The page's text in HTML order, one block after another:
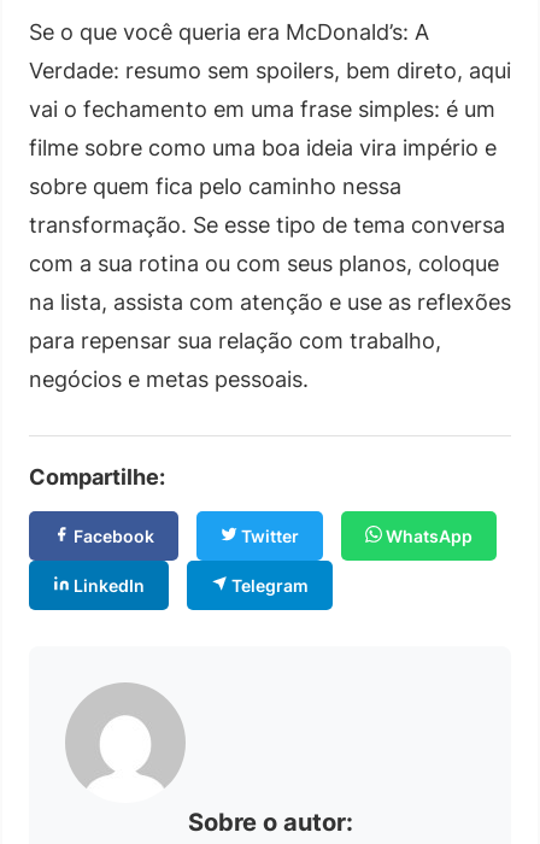
Se o que você queria era McDonald’s: A
Verdade: resumo sem spoilers, bem direto, aqui
vai o fechamento em uma frase simples: é um
filme sobre como uma boa ideia vira império e
sobre quem fica pelo caminho nessa
transformação. Se esse tipo de tema conversa
com a sua rotina ou com seus planos, coloque
na lista, assista com atenção e use as reflexões
para repensar sua relação com trabalho,
negócios e metas pessoais.
Compartilhe:
Facebook Twitter WhatsApp
LinkedIn Telegram
Sobre o autor: